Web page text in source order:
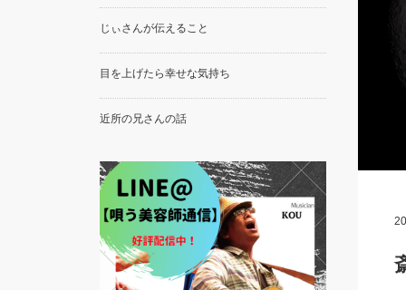
じぃさんが伝えること
目を上げたら幸せな気持ち
近所の兄さんの話